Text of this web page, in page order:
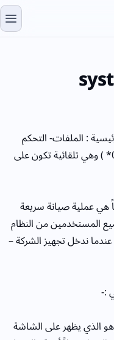
: الملفات- التحكم
بالنظام ؛ – كلمة السر للنظام ( *09121209* ) وهي تلقائية تكون على
هي عملية صيانة سريعة
المستخدمين من النظام
ندخل تجهيز الشركة –
:-
الذي يظهر على الشاشة